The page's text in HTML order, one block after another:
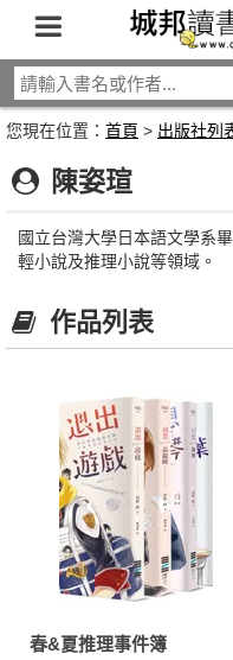
您現在位置： 首頁 > 出版社列
陳姿瑄
國立台灣大學日本語文學系
輕小說及推理小說等領域。
作品列表
春&夏推理事件簿